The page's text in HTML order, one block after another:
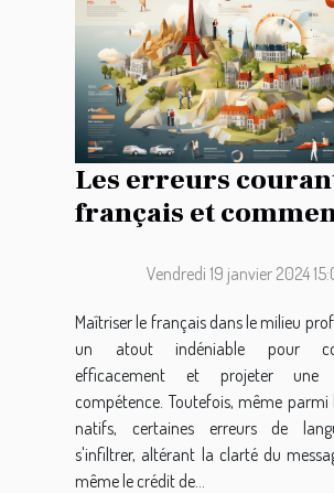
Les erreurs
français et
communication
professionnelle
Vendredi 19 janvier 2024
Maîtriser le français dans le milieu
un atout indéniable pour
efficacement et projeter
compétence. Toutefois, même parmi
natifs, certaines erreurs de
s'infiltrer, altérant la clarté du
même le crédit de...